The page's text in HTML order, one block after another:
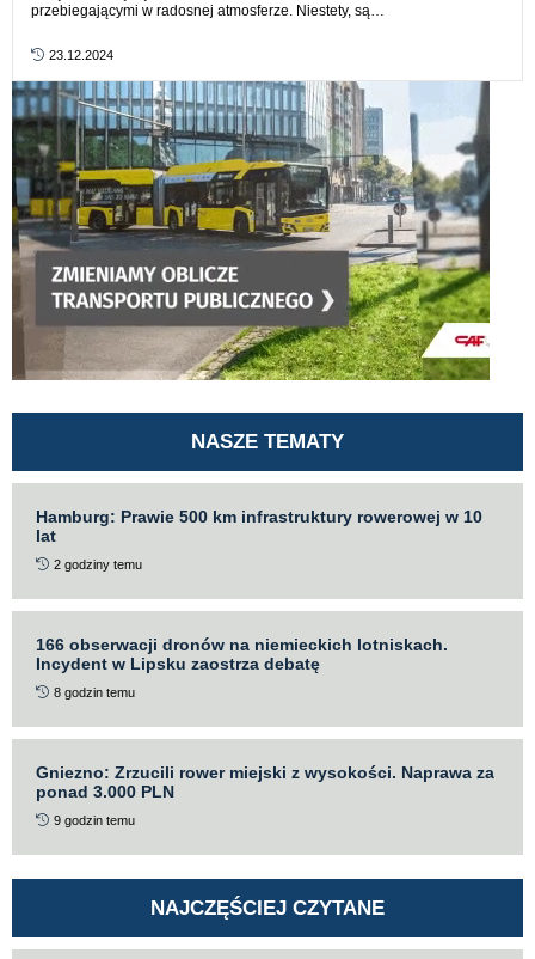
przebiegającymi w radosnej atmosferze. Niestety, są…
23.12.2024
NASZE TEMATY
Hamburg: Prawie 500 km infrastruktury rowerowej w 10
lat
2 godziny temu
166 obserwacji dronów na niemieckich lotniskach.
Incydent w Lipsku zaostrza debatę
8 godzin temu
Gniezno: Zrzucili rower miejski z wysokości. Naprawa za
ponad 3.000 PLN
9 godzin temu
NAJCZĘŚCIEJ CZYTANE